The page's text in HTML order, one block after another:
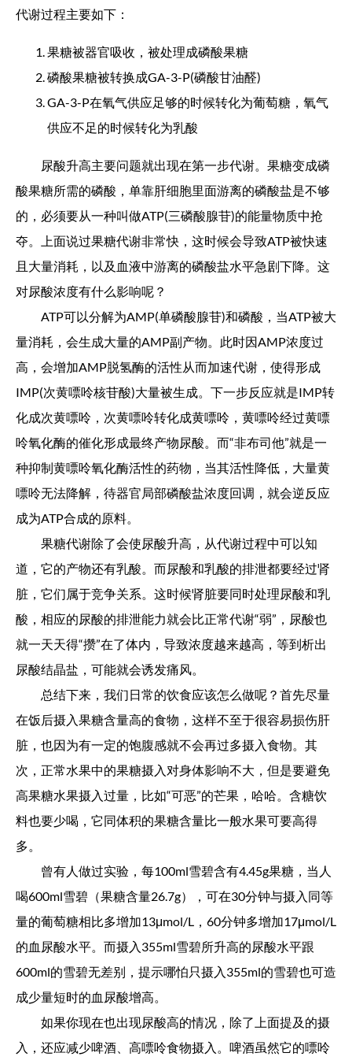
代谢过程主要如下：
果糖被器官吸收，被处理成磷酸果糖
磷酸果糖被转换成GA-3-P(磷酸甘油醛)
GA-3-P在氧气供应足够的时候转化为葡萄糖，氧气
供应不足的时候转化为乳酸
尿酸升高主要问题就出现在第一步代谢。果糖变成磷
酸果糖所需的磷酸，单靠肝细胞里面游离的磷酸盐是不够
的，必须要从一种叫做ATP(三磷酸腺苷)的能量物质中抢
夺。上面说过果糖代谢非常快，这时候会导致ATP被快速
且大量消耗，以及血液中游离的磷酸盐水平急剧下降。这
对尿酸浓度有什么影响呢？
ATP可以分解为AMP(单磷酸腺苷)和磷酸，当ATP被大
量消耗，会生成大量的AMP副产物。此时因AMP浓度过
高，会增加AMP脱氢酶的活性从而加速代谢，使得形成
IMP(次黄嘌呤核苷酸)大量被生成。下一步反应就是IMP转
化成次黄嘌呤，次黄嘌呤转化成黄嘌呤，黄嘌呤经过黄嘌
呤氧化酶的催化形成最终产物尿酸。而“非布司他”就是一
种抑制黄嘌呤氧化酶活性的药物，当其活性降低，大量黄
嘌呤无法降解，待器官局部磷酸盐浓度回调，就会逆反应
成为ATP合成的原料。
果糖代谢除了会使尿酸升高，从代谢过程中可以知
道，它的产物还有乳酸。而尿酸和乳酸的排泄都要经过肾
脏，它们属于竞争关系。这时候肾脏要同时处理尿酸和乳
酸，相应的尿酸的排泄能力就会比正常代谢“弱”，尿酸也
就一天天得“攒”在了体内，导致浓度越来越高，等到析出
尿酸结晶盐，可能就会诱发痛风。
总结下来，我们日常的饮食应该怎么做呢？首先尽量
在饭后摄入果糖含量高的食物，这样不至于很容易损伤肝
脏，也因为有一定的饱腹感就不会再过多摄入食物。其
次，正常水果中的果糖摄入对身体影响不大，但是要避免
高果糖水果摄入过量，比如“可恶”的芒果，哈哈。含糖饮
料也要少喝，它同体积的果糖含量比一般水果可要高得
多。
曾有人做过实验，每100ml雪碧含有4.45g果糖，当人
喝600ml雪碧（果糖含量26.7g），可在30分钟与摄入同等
量的葡萄糖相比多增加13μmol/L，60分钟多增加17μmol/L
的血尿酸水平。而摄入355ml雪碧所升高的尿酸水平跟
600ml的雪碧无差别，提示哪怕只摄入355ml的雪碧也可造
成少量短时的血尿酸增高。
如果你现在也出现尿酸高的情况，除了上面提及的摄
入，还应减少啤酒、高嘌呤食物摄入。啤酒虽然它的嘌呤